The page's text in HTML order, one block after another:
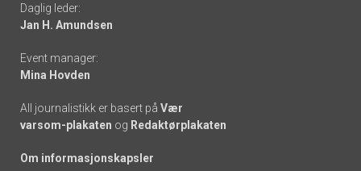
links
Daglig leder:
Jan H. Amundsen
Event manager:
Mina Hovden
All journalistikk er basert på Vær
varsom-plakaten og Redaktørplakaten
Om informasjonskapsler